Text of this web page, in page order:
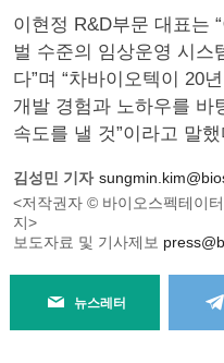
이현정 R&D부문 대표는
벌 수준의 임상운영 시스
다”며 “차바이오텍이 20
개발 경험과 노하우를 바
속도를 낼 것”이라고 말
김성민 기자
<저작권자 © 바이오스펙테이
지>
보도자료 및 기사제보
뉴스레터